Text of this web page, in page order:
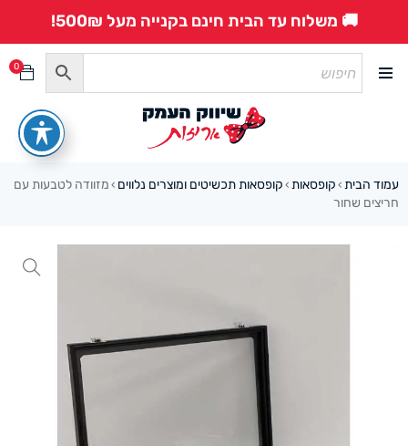
🚚 משלוח עד הבית חינם בקנייה מעל 500₪!
0
עמוד הבית › קופסאות › קופסאות תכשיטים ומוצרים נלווים › מזוודה לטבעות עם
חריצים שחור